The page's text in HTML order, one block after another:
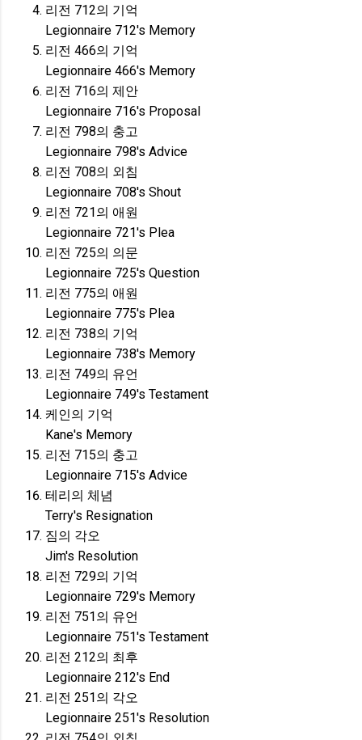
리전 712의 기억
Legionnaire 712's Memory
리전 466의 기억
Legionnaire 466's Memory
리전 716의 제안
Legionnaire 716's Proposal
리전 798의 충고
Legionnaire 798's Advice
리전 708의 외침
Legionnaire 708's Shout
리전 721의 애원
Legionnaire 721's Plea
리전 725의 의문
Legionnaire 725's Question
리전 775의 애원
Legionnaire 775's Plea
리전 738의 기억
Legionnaire 738's Memory
리전 749의 유언
Legionnaire 749's Testament
케인의 기억
Kane's Memory
리전 715의 충고
Legionnaire 715's Advice
테리의 체념
Terry's Resignation
짐의 각오
Jim's Resolution
리전 729의 기억
Legionnaire 729's Memory
리전 751의 유언
Legionnaire 751's Testament
리전 212의 최후
Legionnaire 212's End
리전 251의 각오
Legionnaire 251's Resolution